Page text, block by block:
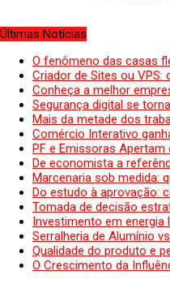
Últimas Notícias
O fenômeno das casas
Criador de Sites ou
Conheça a melhor
Segurança digital se
Mais da metade dos
Comércio Interativo
PF e Emissoras
De economista a
Marcenaria sob medida:
Do estudo à aprovação:
Tomada de decisão
Investimento em
Serralheria de Alumínio
Qualidade do produto e
O Crescimento da